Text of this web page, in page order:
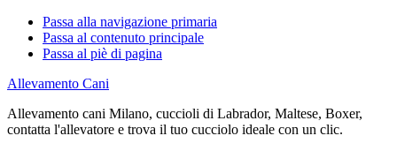
Passa alla navigazione primaria
Passa al contenuto principale
Passa al piè di pagina
Allevamento Cani
Allevamento cani Milano, cuccioli di Labrador, Maltese, Boxer,
contatta l'allevatore e trova il tuo cucciolo ideale con un clic.